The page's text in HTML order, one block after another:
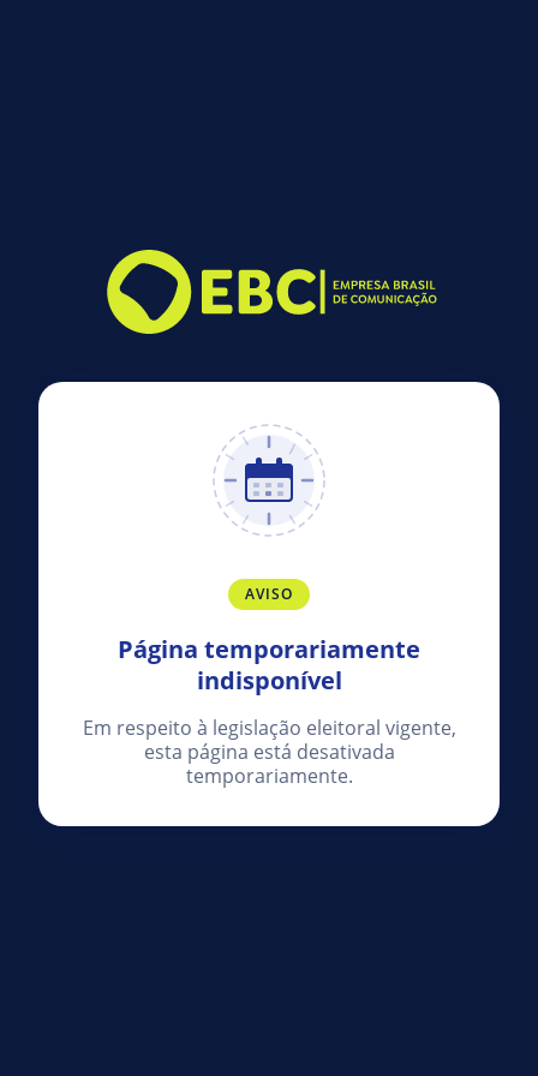
AVISO
Página temporariamente
indisponível
Em respeito à legislação eleitoral vigente,
esta página está desativada
temporariamente.